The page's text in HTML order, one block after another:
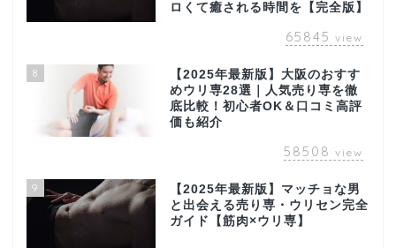
ロくて癒される時間を【完全版】
65845 view
8
【2025年最新版】大阪のおすす
めウリ専28選｜人気売り専を徹
底比較！初心者OK＆口コミ高評
価も紹介
58508 view
9
【2025年最新版】マッチョな男
と出会える売り専・ウリセン完全
ガイド【筋肉×ウリ専】